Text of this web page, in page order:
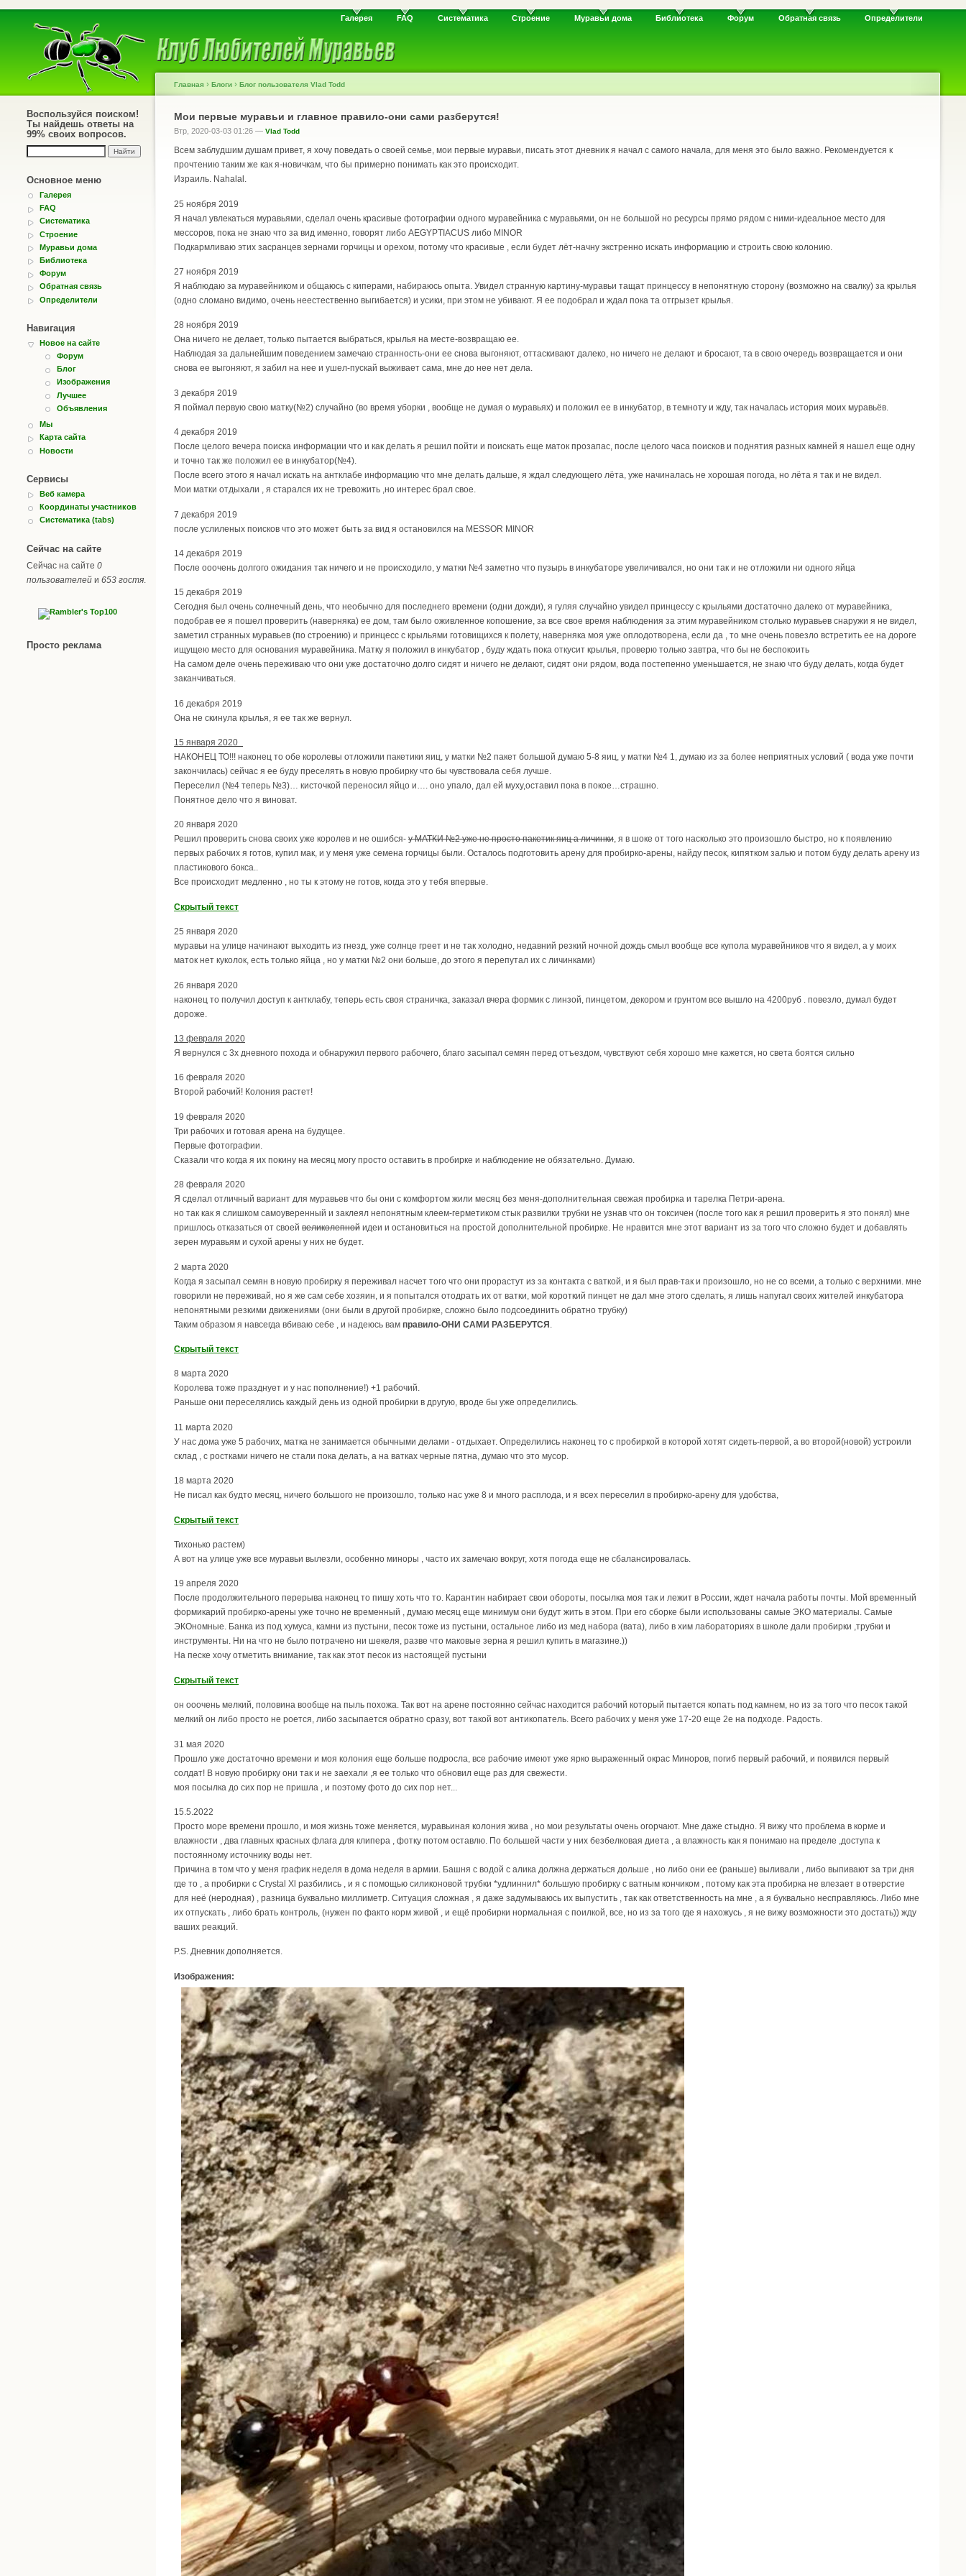
Галерея FAQ Систематика Строение Муравьи дома Библиотека Форум Обратная связь Определители
Воспользуйся поиском!
Ты найдешь ответы на
99% своих вопросов.
Основное меню
Галерея
FAQ
Систематика
Строение
Муравьи дома
Библиотека
Форум
Обратная связь
Определители
Навигация
Новое на сайте
Форум
Блог
Изображения
Лучшее
Объявления
Мы
Карта сайта
Новости
Сервисы
Веб камера
Координаты участников
Систематика (tabs)
Сейчас на сайте
Сейчас на сайте 0
пользователей и 653 гостя
Просто реклама
Главная › Блоги › Блог пользователя Vlad Todd
Мои первые муравьи и главное правило-они сами разберутся!
Втр, 2020-03-03 01:26 — Vlad Todd
Всем заблудшим душам привет, я хочу поведать о своей семье, мои первые муравьи, писать этот дневник я начал с самого начала, для меня это было важно. Рекомендуется к
прочтению таким же как я-новичкам, что бы примерно понимать как это происходит.
Израиль. Nahalal.
25 ноября 2019
Я начал увлекаться муравьями, сделал очень красивые фотографии одного муравейника с муравьями, он не большой но ресурсы прямо рядом с ними-идеальное место для
мессоров, пока не знаю что за вид именно, говорят либо AEGYPTIACUS либо MINOR
Подкармливаю этих засранцев зернами горчицы и орехом, потому что красивые , если будет лёт-начну экстренно искать информацию и строить свою колонию.
27 ноября 2019
Я наблюдаю за муравейником и общаюсь с киперами, набираюсь опыта. Увидел странную картину-муравьи тащат принцессу в непонятную сторону (возможно на свалку) за крылья
(одно сломано видимо, очень неестественно выгибается) и усики, при этом не убивают. Я ее подобрал и ждал пока та отгрызет крылья.
28 ноября 2019
Она ничего не делает, только пытается выбраться, крылья на месте-возвращаю ее.
Наблюдая за дальнейшим поведением замечаю странность-они ее снова выгоняют, оттаскивают далеко, но ничего не делают и бросают, та в свою очередь возвращается и они
снова ее выгоняют, я забил на нее и ушел-пускай выживает сама, мне до нее нет дела.
3 декабря 2019
Я поймал первую свою матку(№2) случайно (во время уборки , вообще не думая о муравьях) и положил ее в инкубатор, в темноту и жду, так началась история моих муравьёв.
4 декабря 2019
После целого вечера поиска информации что и как делать я решил пойти и поискать еще маток прозапас, после целого часа поисков и поднятия разных камней я нашел еще одну
и точно так же положил ее в инкубатор(№4).
После всего этого я начал искать на антклабе информацию что мне делать дальше, я ждал следующего лёта, уже начиналась не хорошая погода, но лёта я так и не видел.
Мои матки отдыхали , я старался их не тревожить ,но интерес брал свое.
7 декабря 2019
после услиленых поисков что это может быть за вид я остановился на MESSOR MINOR
14 декабря 2019
После ооочень долгого ожидания так ничего и не происходило, у матки №4 заметно что пузырь в инкубаторе увеличивался, но они так и не отложили ни одного яйца
15 декабря 2019
Сегодня был очень солнечный день, что необычно для последнего времени (одни дожди), я гуляя случайно увидел принцессу с крыльями достаточно далеко от муравейника,
подобрав ее я пошел проверить (наверняка) ее дом, там было оживленное копошение, за все свое время наблюдения за этим муравейником столько муравьев снаружи я не видел,
заметил странных муравьев (по строению) и принцесс с крыльями готовищихся к полету, наверняка моя уже оплодотворена, если да , то мне очень повезло встретить ее на дороге
ищущею место для основания муравейника. Матку я положил в инкубатор , буду ждать пока откусит крылья, проверю только завтра, что бы не беспокоить
На самом деле очень переживаю что они уже достаточно долго сидят и ничего не делают, сидят они рядом, вода постепенно уменьшается, не знаю что буду делать, когда будет
заканчиваться.
16 декабря 2019
Она не скинула крылья, я ее так же вернул.
15 января 2020
НАКОНЕЦ ТО!!! наконец то обе королевы отложили пакетики яиц, у матки №2 пакет большой думаю 5-8 яиц, у матки №4 1, думаю из за более неприятных условий ( вода уже почти
закончилась) сейчас я ее буду преселять в новую пробирку что бы чувствовала себя лучше.
Переселил (№4 теперь №3)… кисточкой переносил яйцо и…. оно упало, дал ей муху,оставил пока в покое…страшно.
Понятное дело что я виноват.
20 января 2020
Решил проверить снова своих уже королев и не ошибся- у МАТКИ №2 уже не просто пакетик яиц а личинки, я в шоке от того насколько это произошло быстро, но к появлению
первых рабочих я готов, купил мак, и у меня уже семена горчицы были. Осталось подготовить арену для пробирко-арены, найду песок, кипятком залью и потом буду делать арену из
пластикового бокса..
Все происходит медленно , но ты к этому не готов, когда это у тебя впервые.
Скрытый текст
25 января 2020
муравьи на улице начинают выходить из гнезд, уже солнце греет и не так холодно, недавний резкий ночной дождь смыл вообще все купола муравейников что я видел, а у моих
маток нет куколок, есть только яйца , но у матки №2 они больше, до этого я перепутал их с личинками)
26 января 2020
наконец то получил доступ к антклабу, теперь есть своя страничка, заказал вчера формик с линзой, пинцетом, декором и грунтом все вышло на 4200руб . повезло, думал будет
дороже.
13 февраля 2020
Я вернулся с 3х дневного похода и обнаружил первого рабочего, благо засыпал семян перед отъездом, чувствуют себя хорошо мне кажется, но света боятся сильно
16 февраля 2020
Второй рабочий! Колония растет!
19 февраля 2020
Три рабочих и готовая арена на будущее.
Первые фотографии.
Сказали что когда я их покину на месяц могу просто оставить в пробирке и наблюдение не обязательно. Думаю.
28 февраля 2020
Я сделал отличный вариант для муравьев что бы они с комфортом жили месяц без меня-дополнительная свежая пробирка и тарелка Петри-арена.
но так как я слишком самоуверенный и заклеял непонятным клеем-герметиком стык развилки трубки не узнав что он токсичен (после того как я решил проверить я это понял) мне
пришлось отказаться от своей великолепной идеи и остановиться на простой дополнительной пробирке. Не нравится мне этот вариант из за того что сложно будет и добавлять
зерен муравьям и сухой арены у них не будет.
2 марта 2020
Когда я засыпал семян в новую пробирку я переживал насчет того что они прорастут из за контакта с ваткой, и я был прав-так и произошло, но не со всеми, а только с верхними. мне
говорили не переживай, но я же сам себе хозяин, и я попытался отодрать их от ватки, мой короткий пинцет не дал мне этого сделать, я лишь напугал своих жителей инкубатора
непонятными резкими движениями (они были в другой пробирке, сложно было подсоединить обратно трубку)
Таким образом я навсегда вбиваю себе , и надеюсь вам правило-ОНИ САМИ РАЗБЕРУТСЯ
Скрытый текст
8 марта 2020
Королева тоже празднует и у нас пополнение!) +1 рабочий.
Раньше они переселялись каждый день из одной пробирки в другую, вроде бы уже определились.
11 марта 2020
У нас дома уже 5 рабочих, матка не занимается обычными делами - отдыхает. Определились наконец то с пробиркой в которой хотят сидеть-первой, а во второй(новой) устроили
склад , с ростками ничего не стали пока делать, а на ватках черные пятна, думаю что это мусор.
18 марта 2020
Не писал как будто месяц, ничего большого не произошло, только нас уже 8 и много расплода, и я всех переселил в пробирко-арену для удобства,
Скрытый текст
Тихонько растем)
А вот на улице уже все муравьи вылезли, особенно миноры , часто их замечаю вокруг, хотя погода еще не сбалансировалась.
19 апреля 2020
После продолжительного перерыва наконец то пишу хоть что то. Карантин набирает свои обороты, посылка моя так и лежит в России, ждет начала работы почты. Мой временный
формикарий пробирко-арены уже точно не временный , думаю месяц еще минимум они будут жить в этом. При его сборке были использованы самые ЭКО материалы. Самые
ЭКОномные. Банка из под хумуса, камни из пустыни, песок тоже из пустыни, остальное либо из мед набора (вата), либо в хим лабораториях в школе дали пробирки ,трубки и
инструменты. Ни на что не было потрачено ни шекеля, разве что маковые зерна я решил купить в магазине.))
На песке хочу отметить внимание, так как этот песок из настоящей пустыни
Скрытый текст
он ооочень мелкий, половина вообще на пыль похожа. Так вот на арене постоянно сейчас находится рабочий который пытается копать под камнем, но из за того что песок такой
мелкий он либо просто не роется, либо засыпается обратно сразу, вот такой вот антикопатель. Всего рабочих у меня уже 17-20 еще 2е на подходе. Радость.
31 мая 2020
Прошло уже достаточно времени и моя колония еще больше подросла, все рабочие имеют уже ярко выраженный окрас Миноров, погиб первый рабочий, и появился первый
солдат! В новую пробирку они так и не заехали ,я ее только что обновил еще раз для свежести.
моя посылка до сих пор не пришла , и поэтому фото до сих пор нет...
15.5.2022
Просто море времени прошло, и моя жизнь тоже меняется, муравьиная колония жива , но мои результаты очень огорчают. Мне даже стыдно. Я вижу что проблема в корме и
влажности , два главных красных флага для клипера , фотку потом оставлю. По большей части у них безбелковая диета , а влажность как я понимаю на пределе ,доступа к
постоянному источнику воды нет.
Причина в том что у меня график неделя в дома неделя в армии. Башня с водой с алика должна держаться дольше , но либо они ее (раньше) выливали , либо выпивают за три дня
где то , а пробирки с Crystal Xl разбились , и я с помощью силиконовой трубки *удлиннил* большую пробирку с ватным кончиком , потому как эта пробирка не влезает в отверстие
для неё (неродная) , разница буквально миллиметр. Ситуация сложная , я даже задумываюсь их выпустить , так как ответственность на мне , а я буквально несправляюсь. Либо мне
их отпускать , либо брать контроль, (нужен по факто корм живой , и ещё пробирки нормальная с поилкой, все, но из за того где я нахожусь , я не вижу возможности это достать)) жду
ваших реакций.
P.S. Дневник дополняется.
Изображения: